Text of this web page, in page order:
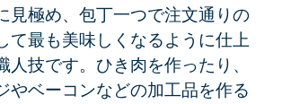
見極め、包丁一つで注文通りの
て最も美味しくなるように仕上
人技です。ひき肉を作ったり、
やベーコンなどの加工品を作る